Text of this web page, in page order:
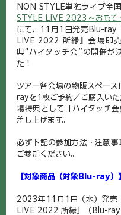
NON STYLE単独ライブ全
STYLE LIVE 2023～おもて
にて、11月1日発売Blu-ray
LIVE 2022 所縁』会場即
典“ハイタッチ会”の開催が
た！
ツアー各会場の物販スペー
rayを1枚ご予約／ご購入いた
場特典として「ハイタッチ
差し上げます。
必ず下記の参加方法・注意事
ご参加ください。
【対象商品（対象Blu-ray）
2023年11月1日（水）発売
LIVE 2022 所縁 』（Blu-ray